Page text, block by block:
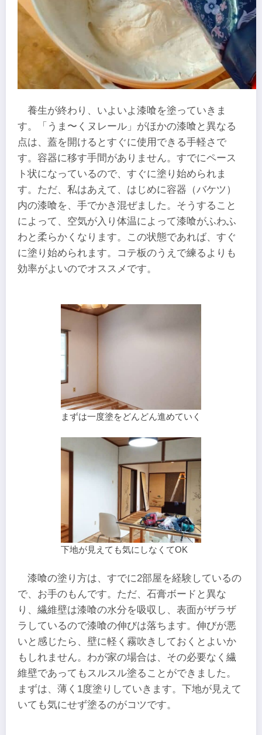
養生が終わり、いよいよ漆喰を塗っていきま
す。「うま〜くヌレール」がほかの漆喰と異なる
点は、蓋を開けるとすぐに使用できる手軽さで
す。容器に移す手間がありません。すでにペース
ト状になっているので、すぐに塗り始められま
す。ただ、私はあえて、はじめに容器（バケツ）
内の漆喰を、手でかき混ぜました。そうすること
によって、空気が入り体温によって漆喰がふわふ
わと柔らかくなります。この状態であれば、すぐ
に塗り始められます。コテ板のうえで練るよりも
効率がよいのでオススメです。
まずは一度塗をどんどん進めていく
下地が見えても気にしなくてOK
漆喰の塗り方は、すでに2部屋を経験しているの
で、お手のもんです。ただ、石膏ボードと異な
り、繊維壁は漆喰の水分を吸収し、表面がザラザ
ラしているので漆喰の伸びは落ちます。伸びが悪
いと感じたら、壁に軽く霧吹きしておくとよいか
もしれません。わが家の場合は、その必要なく繊
維壁であってもスルスル塗ることができました。
まずは、薄く1度塗りしていきます。下地が見えて
いても気にせず塗るのがコツです。